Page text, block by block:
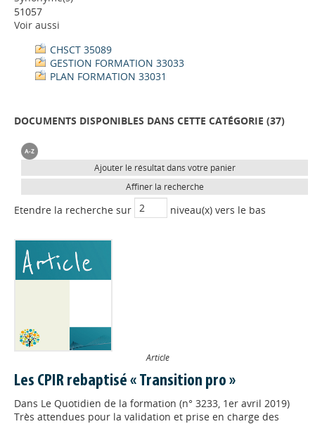
51057
Voir aussi
CHSCT 35089
GESTION FORMATION 33033
PLAN FORMATION 33031
DOCUMENTS DISPONIBLES DANS CETTE CATÉGORIE (37)
Ajouter le résultat dans votre panier
Affiner la recherche
Etendre la recherche sur niveau(x) vers le bas
Article
Les CPIR rebaptisé « Transition pro »
Dans Le Quotidien de la formation (n° 3233, 1er avril 2019)
Très attendues pour la validation et prise en charge des